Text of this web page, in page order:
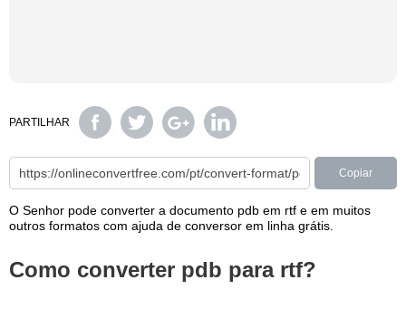
PARTILHAR
Copiar
O Senhor pode converter a documento pdb em rtf e em muitos
outros formatos com ajuda de conversor em linha grátis.
Como converter pdb para rtf?